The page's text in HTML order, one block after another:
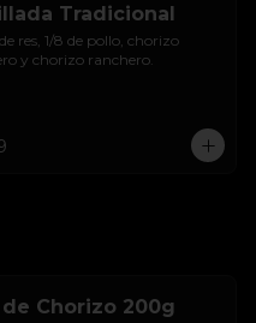
Tradicional
res, 1/8 de pollo, chorizo
y chorizo ranchero.
Chorizo 200g